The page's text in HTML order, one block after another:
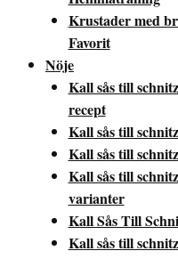
Krustader med
Favorit
Nöje
Kall sås till
recept
Kall sås till
Kall sås till
Kall sås till
varianter
Kall Sås Till
Kall sås till